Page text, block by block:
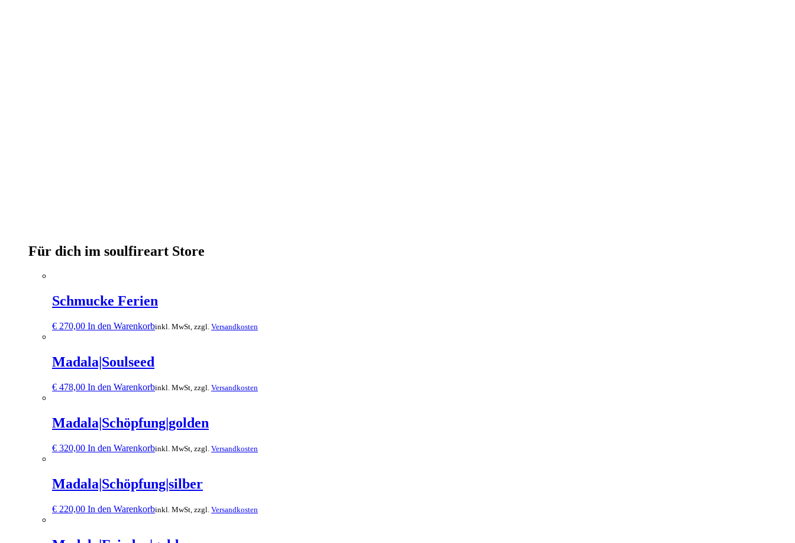
Für dich im soulfireart Store
Schmucke Ferien
€ 270,00 In den Warenkorbinkl. MwSt, zzgl. Versandkosten
Madala|Soulseed
€ 478,00 In den Warenkorbinkl. MwSt, zzgl. Versandkosten
Madala|Schöpfung|golden
€ 320,00 In den Warenkorbinkl. MwSt, zzgl. Versandkosten
Madala|Schöpfung|silber
€ 220,00 In den Warenkorbinkl. MwSt, zzgl. Versandkosten